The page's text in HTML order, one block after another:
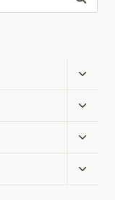
menu
menu
menu